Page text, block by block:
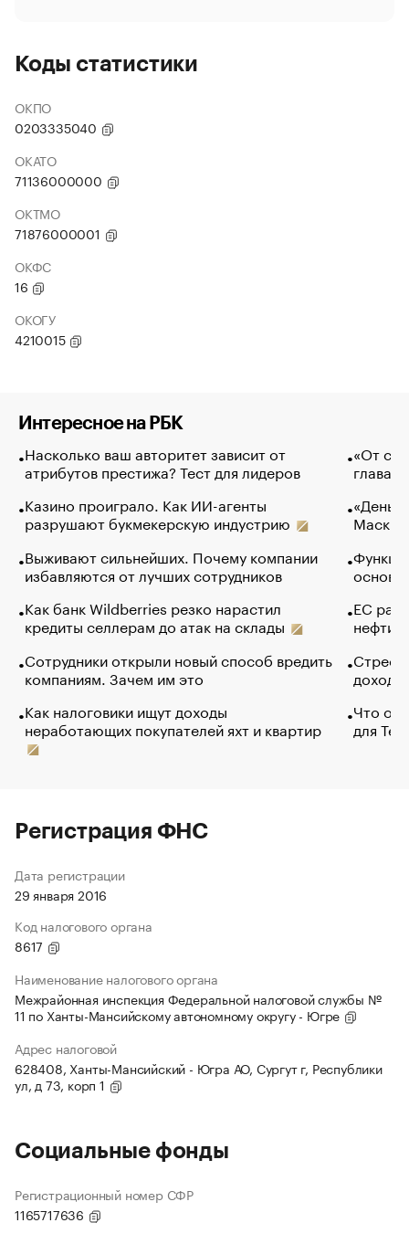
Коды статистики
ОКПО
0203335040
ОКАТО
71136000000
ОКТМО
71876000001
ОКФС
16
ОКОГУ
4210015
Интересное на РБК
Насколько ваш авторитет зависит от
атрибутов престижа? Тест для лидеров
Казино проиграло. Как ИИ-агенты
разрушают букмекерскую индустрию
Выживают сильнейших. Почему компании
избавляются от лучших сотрудников
Как банк Wildberries резко нарастил
кредиты селлерам до атак на склады
Сотрудники открыли новый способ вредить
компаниям. Зачем им это
Как налоговики ищут доходы
неработающих покупателей яхт и квартир
«От
глава
Маск в
основ
ЕС
нефти
Что
для
Регистрация ФНС
Дата регистрации
29 января 2016
Код налогового органа
8617
Наименование налогового органа
Межрайонная инспекция Федеральной налоговой службы №
11 по Ханты-Мансийскому автономному округу - Югре
Адрес налоговой
628408, Ханты-Мансийский - Югра АО, Сургут г, Республики
ул, д 73, корп 1
Социальные фонды
Регистрационный номер СФР
1165717636